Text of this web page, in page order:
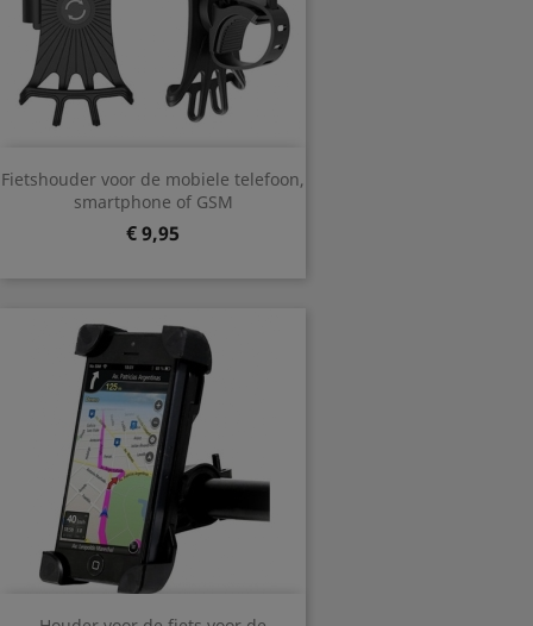
Fietshouder voor de mobiele telefoon,
smartphone of GSM
Prijs
€ 9,95